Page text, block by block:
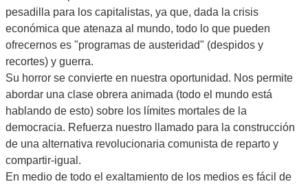
pesadilla para los capitalistas, ya que, dada la crisis
económica que atenaza al mundo, todo lo que pueden
ofrecernos es "programas de austeridad" (despidos y
recortes) y guerra.
Su horror se convierte en nuestra oportunidad. Nos permite
abordar una clase obrera animada (todo el mundo está
hablando de esto) sobre los límites mortales de la
democracia. Refuerza nuestro llamado para la construcción
de una alternativa revolucionaria comunista de reparto y
compartir-igual.
En medio de todo el exaltamiento de los medios es fácil de